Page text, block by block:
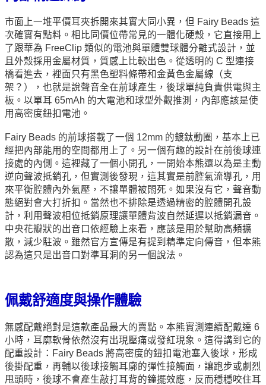
市面上一堆平價耳夾拆開來其實大同小異，但 Fairy Beads 這
次確實有點料。相比同價位帶常見的一體化硬殼，它直接用上
了跟華為 FreeClip 類似的電池與單體雙球體分離式設計，並
且外殼採用金屬材質，質感上比較出色。從透明的 C 型連接
橋看進去，裡面只有黑色塑料條帶和金黃色金屬線（支
架？），也就是說聲音全在前球產生，後球單純負責供電與主
板。以單耳 65mAh 的大電池和球型外觀推測，內部應該是使
用高密度鈕扣電池。
Fairy Beads 的前球搭載了一個 12mm 的鍍鈦動圈，基本上已
經把內部能用的空間都用上了。另一個有趣的設計在前後球連
接處的內側。這裡藏了一個小開孔，一開始本熊還以為是主動
逆向聲波抵銷孔，但實測後發現，這其實是前腔氣流導孔，用
來平衡腔體內外氣壓，不讓單體被悶死。如果沒有它，聲音動
態絕對會大打折扣。當然也不排除是透過精密的腔體開孔設
計，利用聲波相位抵銷原理讓單體背波自然延遲以抵銷漏音。
中央花瓣狀的出音口依經驗上來看，應該是用於幫助高頻擴
散，減少駐波。雖然官方宣傳是有提到精準定向傳音，但本熊
認為這只是出音口對準耳洞的另一個說法。
佩戴舒適度與操作體驗
無感配戴絕對是這款產品最大的賣點。本熊實測連續配戴達 6
小時，耳廓軟骨依然沒有出現壓痛或發紅現象。這得講到它的
配重設計：Fairy Beads 將高密度的鈕扣電池塞入後球，形成
後掛配重，再輔以後球接觸耳廓的彈性接觸面，讓跑步或劇烈
甩頭時，後球不會產生敲打耳背的鐘擺效應，反而穩穩咬住耳